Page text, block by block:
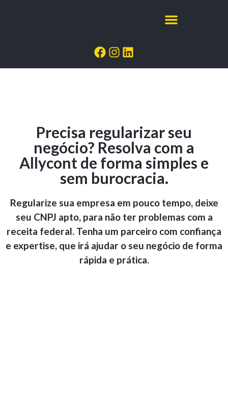
Precisa regularizar seu
negócio? Resolva com a
Allycont de forma simples e
sem burocracia.
Regularize sua empresa em pouco tempo, deixe
seu CNPJ apto, para não ter problemas com a
receita federal. Tenha um parceiro com confiança
e expertise, que irá ajudar o seu negócio de forma
rápida e prática.